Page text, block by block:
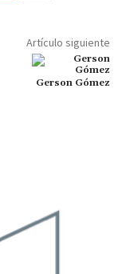
Artículo siguiente
Gerson Gómez